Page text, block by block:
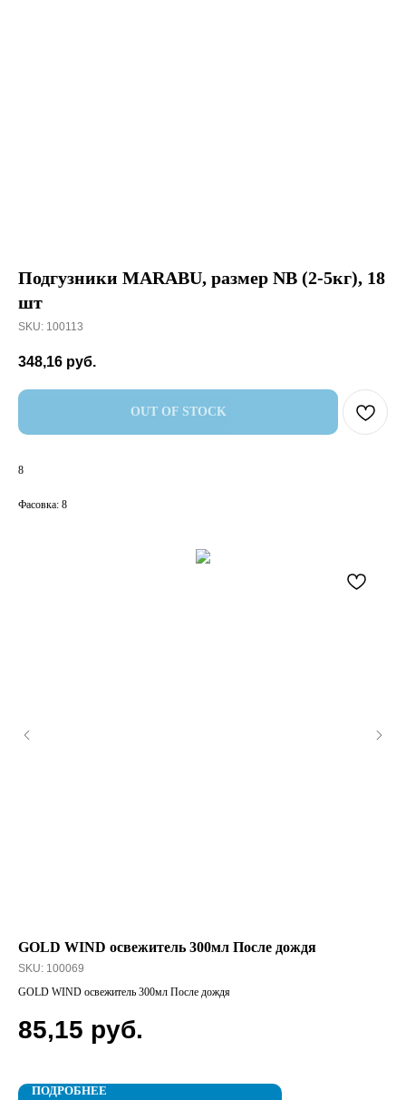
Подгузники MARABU, размер NB (2-5кг), 18
шт
SKU: 100113
348,16 руб.
OUT OF STOCK
8
Фасовка: 8
GOLD WIND освежитель 300мл После дождя
SKU: 100069
GOLD WIND освежитель 300мл После дождя
85,15 руб.
ПОДРОБНЕЕ